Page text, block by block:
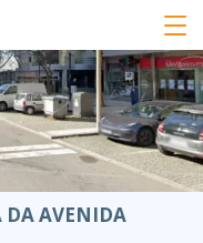
DA AVENIDA